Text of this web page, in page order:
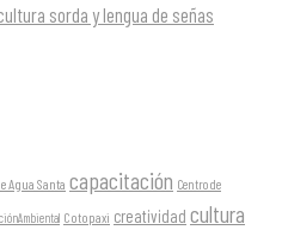
sorda y lengua de señas
Agua Santa capacitación Centro de
Cotopaxi creatividad cultura